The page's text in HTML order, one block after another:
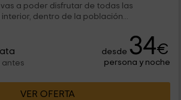
a poder disfrutar de todas las
dentro de la población...
antes
desde 34€
persona y noche
VER OFERTA